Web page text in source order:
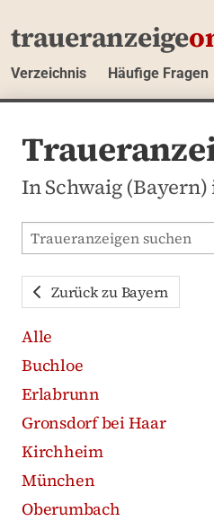
traueranzeige
Verzeichnis Häufige Fragen
In Schwaig
Traueranzeigen-Portal
Zurück zu Bayern
Alle
Buchloe
Erlabrunn
Gronsdorf bei Haar
Kirchheim
München
Oberumbach